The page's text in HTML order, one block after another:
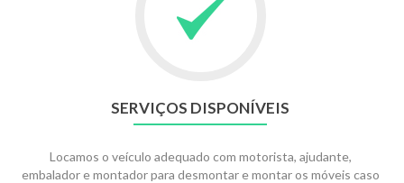
SERVIÇOS DISPONÍVEIS
Locamos o veículo adequado com motorista, ajudante,
embalador e montador para desmontar e montar os móveis caso